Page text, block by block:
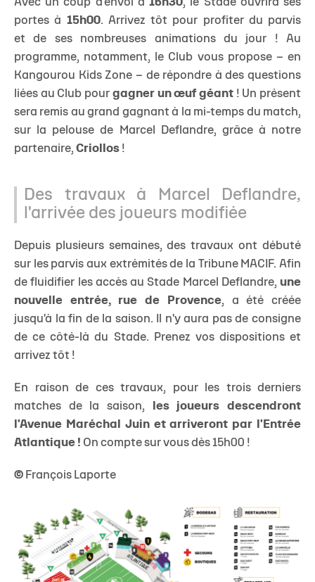
Avec un coup d'envoi à16h30, le Stade ouvrira ses
portes à 15h00. Arrivez tôt pour profiter du parvis
et de ses nombreuses animations du jour ! Au
programme, notamment, le Club vous propose – en
Kangourou Kids Zone – de répondre à des questions
liées au Club pour gagner un œuf géant! Un présent
sera remis au grand gagnant à la mi-temps du match,
sur la pelouse de Marcel Deflandre, grâce à notre
partenaire, Criollos !
Des travaux à Marcel Deflandre,
l'arrivée des joueurs modifiée
Depuis plusieurs semaines, des travaux ont débuté
sur les parvis aux extrémités de la Tribune MACIF. Afin
de fluidifier les accès au Stade Marcel Deflandre, une
nouvelle entrée, rue de Provence, a été créée
jusqu'à la fin de la saison. Il n'y aura pas de consigne
de ce côté-là du Stade. Prenez vos dispositions et
arrivez tôt !
En raison de ces travaux, pour les trois derniers
matches de la saison, les joueurs descendront
l'Avenue Maréchal Juin et arriveront par l'Entrée
Atlantique ! On compte sur vous dès 15h00 !
© François Laporte